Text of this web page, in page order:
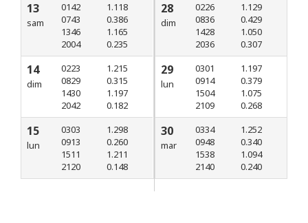
13
sam
0142
0743
1346
2004
1.118
0.386
1.165
0.235
14
dim
0223
0829
1430
2042
1.215
0.315
1.197
0.182
15
lun
0303
0913
1511
2120
1.298
0.260
1.211
0.148
28
dim
0226
0836
1428
2036
1.129
0.429
1.050
0.307
29
lun
0301
0914
1504
2109
1.197
0.379
1.075
0.268
30
mar
0334
0948
1538
2140
1.252
0.340
1.094
0.240